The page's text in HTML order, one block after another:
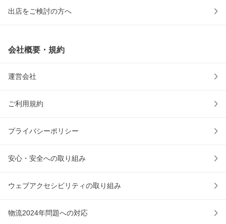
出店をご検討の方へ
会社概要・規約
運営会社
ご利用規約
プライバシーポリシー
安心・安全への取り組み
ウェブアクセシビリティの取り組み
物流2024年問題への対応